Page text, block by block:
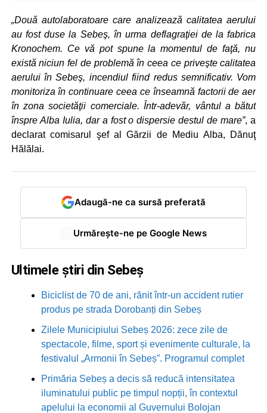
„Două autolaboratoare care analizează calitatea aerului
au fost duse la Sebeş, în urma deflagraţiei de la fabrica
Kronochem. Ce vă pot spune la momentul de faţă, nu
există niciun fel de problemă în ceea ce priveşte calitatea
aerului în Sebeş, incendiul fiind redus semnificativ. Vom
monitoriza în continuare ceea ce înseamnă factorii de aer
în zona societăţii comerciale. Într-adevăr, vântul a bătut
înspre Alba Iulia, dar a fost o dispersie destul de mare”, a
declarat comisarul şef al Gărzii de Mediu Alba, Dănuţ
Hălălai.
Adaugă-ne ca sursă preferată
Urmărește-ne pe Google News
Ultimele știri din Sebeș
Biciclist de 70 de ani, rănit într-un accident rutier
produs pe strada Dorobanți din Sebeș
Zilele Municipiului Sebeș 2026: zece zile de
spectacole, filme, sport și evenimente culturale, la
festivalul „Armonii în Sebeș”. Programul complet
Primăria Sebeș a decis să reducă intensitatea
iluminatului public pe timpul nopții, în contextul
apelului la economii al Guvernului Bolojan